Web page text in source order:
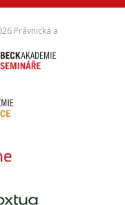
Právnická a